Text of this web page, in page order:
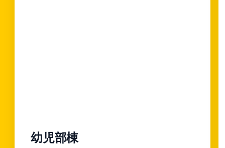
幼児部棟